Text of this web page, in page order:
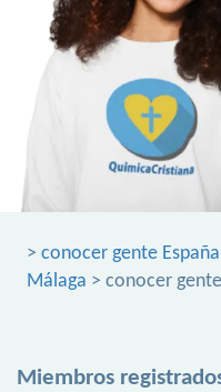
> conocer gente España
Málaga > conocer
Miembros